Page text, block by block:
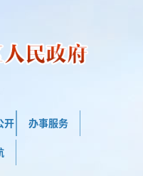
开 办事服务